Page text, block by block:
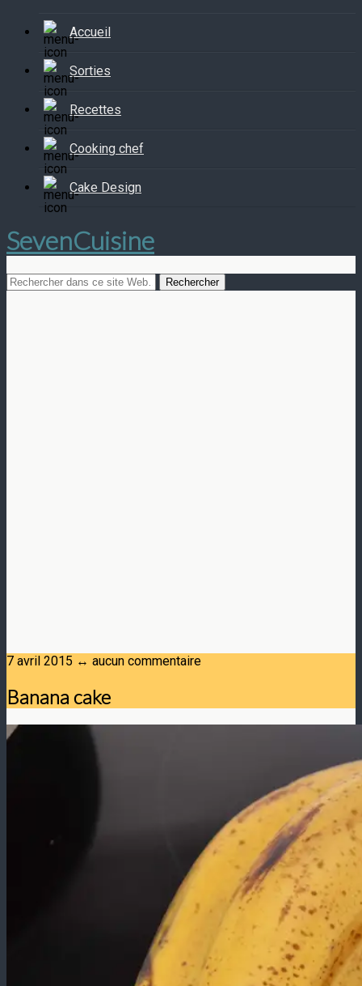
Accueil
Sorties
Recettes
Cooking chef
Cake Design
SevenCuisine
7 avril 2015 ↔ aucun commentaire
Banana cake